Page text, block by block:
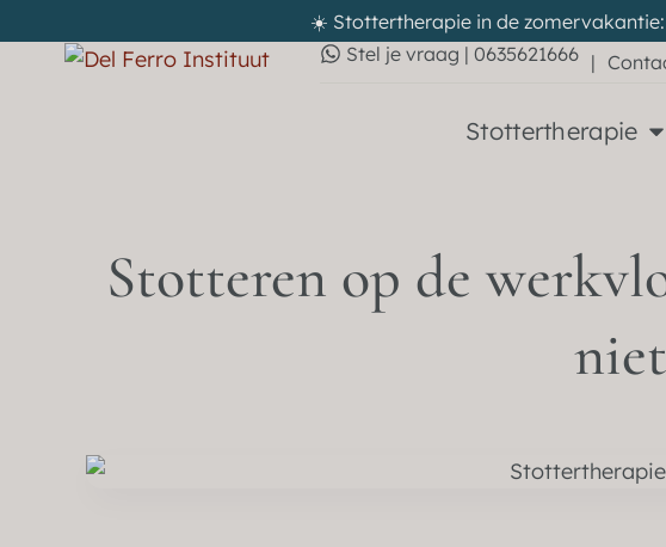
☀️ Stottertherapie in de zomervakantie:
Stel je vraag | 0635621666 |
Stottertherapie
Stotteren op de